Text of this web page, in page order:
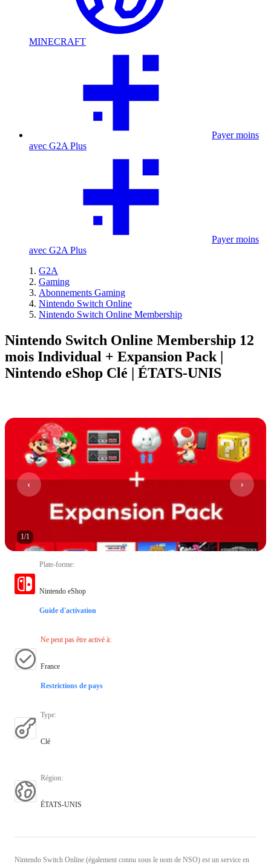
MINECRAFT
Payer moins
avec G2A Plus
Payer moins
avec G2A Plus
G2A
Gaming
Abonnements Gaming
Nintendo Switch Online
Nintendo Switch Online Membership
Nintendo Switch Online Membership 12
mois Individual + Expansion Pack |
Nintendo eShop Clé | ÉTATS-UNIS
1/1
Plate-forme:
Nintendo eShop
Guide d'activation
Ne peut pas être activé à:
France
Restrictions de pays
Type:
Clé
Région:
ÉTATS-UNIS
Nintendo Switch Online (également connu sous le nom de NSO) est un service en